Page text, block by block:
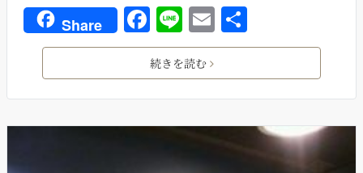
Share F
a
c
e
b
o
Li
n
e
E
m
ai
l
有
続きを読む